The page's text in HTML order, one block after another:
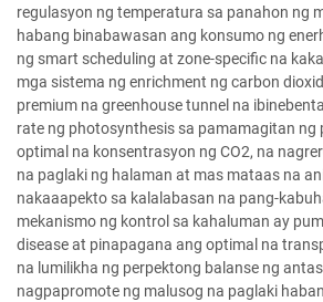
regulasyon ng temperatura sa panahon ng
habang binabawasan ang konsumo ng
ng smart scheduling at zone-specific na
mga sistema ng enrichment ng carbon
premium na greenhouse tunnel na
rate ng photosynthesis sa pamamagitan ng
optimal na konsentrasyon ng CO2, na
na paglaki ng halaman at mas mataas na
nakaaapekto sa kalalabasan na pang-
mekanismo ng kontrol sa kahaluman ay
disease at pinapagana ang optimal na
na lumilikha ng perpektong balanse ng
nagpapromote ng malusog na paglaki